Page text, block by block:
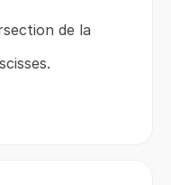
de la